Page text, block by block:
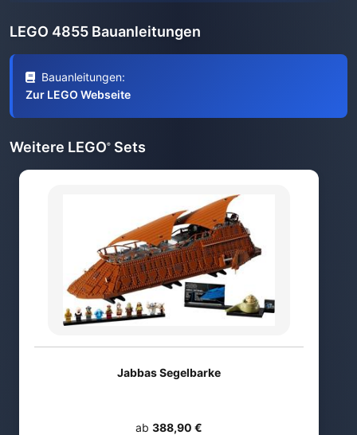
LEGO 4855 Bauanleitungen
Bauanleitungen:
Zur LEGO Webseite
Weitere LEGO® Sets
Jabbas Segelbarke
ab 388,90 €